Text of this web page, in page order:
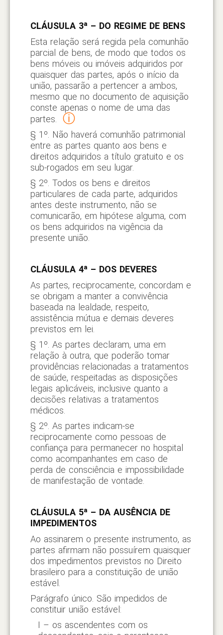
CLÁUSULA 3ª – DO REGIME DE BENS
Esta relação será regida pela comunhão
parcial de bens, de modo que todos os
bens móveis ou imóveis adquiridos por
quaisquer das partes, após o início da
união, passarão a pertencer a ambos,
mesmo que no documento de aquisição
conste apenas o nome de uma das
partes.
ⓘ
§ 1º. Não haverá comunhão patrimonial
entre as partes quanto aos bens e
direitos adquiridos a título gratuito e os
sub-rogados em seu lugar.
§ 2º. Todos os bens e direitos
particulares de cada parte, adquiridos
antes deste instrumento, não se
comunicarão, em hipótese alguma, com
os bens adquiridos na vigência da
presente união.
CLÁUSULA 4ª – DOS DEVERES
As partes, reciprocamente, concordam e
se obrigam a manter a convivência
baseada na lealdade, respeito,
assistência mútua e demais deveres
previstos em lei.
§ 1º. As partes declaram, uma em
relação à outra, que poderão tomar
providências relacionadas a tratamentos
de saúde, respeitadas as disposições
legais aplicáveis, inclusive quanto a
decisões relativas a tratamentos
médicos.
§ 2º. As partes indicam-se
reciprocamente como pessoas de
confiança para permanecer no hospital
como acompanhantes em caso de
perda de consciência e impossibilidade
de manifestação de vontade.
CLÁUSULA 5ª – DA AUSÊNCIA DE
IMPEDIMENTOS
Ao assinarem o presente instrumento, as
partes afirmam não possuírem quaisquer
dos impedimentos previstos no Direito
brasileiro para a constituição de união
estável.
Parágrafo único. São impedidos de
constituir união estável:
I – os ascendentes com os